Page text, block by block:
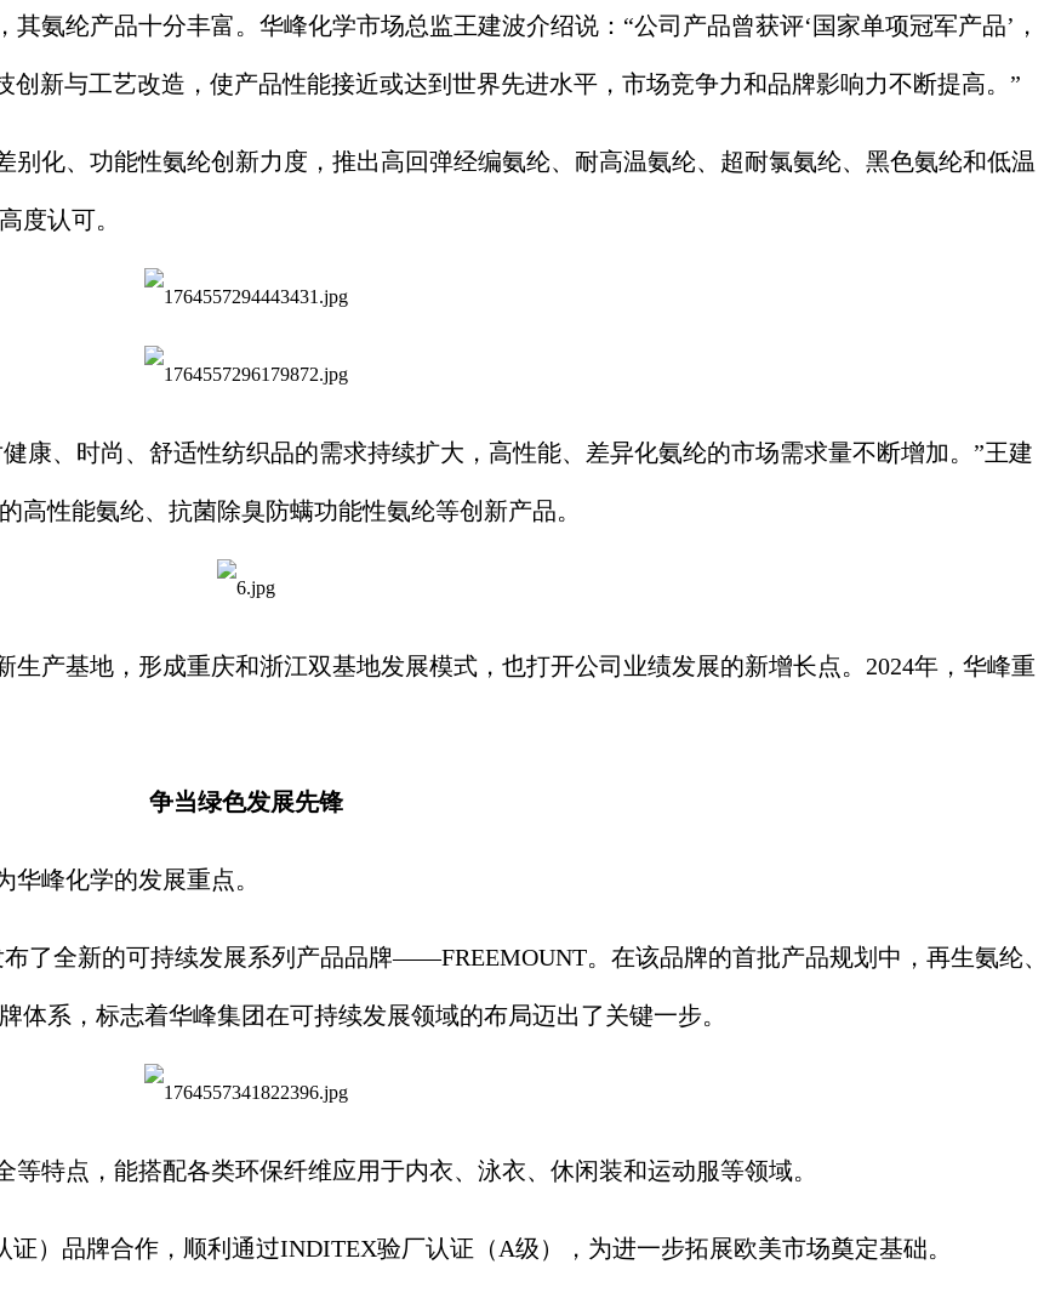
氨纶产品十分丰富。华峰化学市场总监王建波介绍说：“公司产品曾获评‘国家单项冠军产品’，
创新与工艺改造，使产品性能接近或达到世界先进水平，市场竞争力和品牌影响力不断提高。”
化、功能性氨纶创新力度，推出高回弹经编氨纶、耐高温氨纶、超耐氯氨纶、黑色氨纶和低温
度认可。
康、时尚、舒适性纺织品的需求持续扩大，高性能、差异化氨纶的市场需求量不断增加。”王建
性能氨纶、抗菌除臭防螨功能性氨纶等创新产品。
产基地，形成重庆和浙江双基地发展模式，也打开公司业绩发展的新增长点。2024年，华峰重
争当绿色发展先锋
峰化学的发展重点。
了全新的可持续发展系列产品品牌——FREEMOUNT。在该品牌的首批产品规划中，再生氨纶、
系，标志着华峰集团在可持续发展领域的布局迈出了关键一步。
特点，能搭配各类环保纤维应用于内衣、泳衣、休闲装和运动服等领域。
）品牌合作，顺利通过INDITEX验厂认证（A级），为进一步拓展欧美市场奠定基础。